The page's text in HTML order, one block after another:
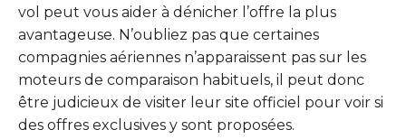
vol peut vous aider à dénicher l’offre la plus
avantageuse. N’oubliez pas que certaines
compagnies aériennes n’apparaissent pas sur les
moteurs de comparaison habituels, il peut donc
être judicieux de visiter leur site officiel pour voir si
des offres exclusives y sont proposées.